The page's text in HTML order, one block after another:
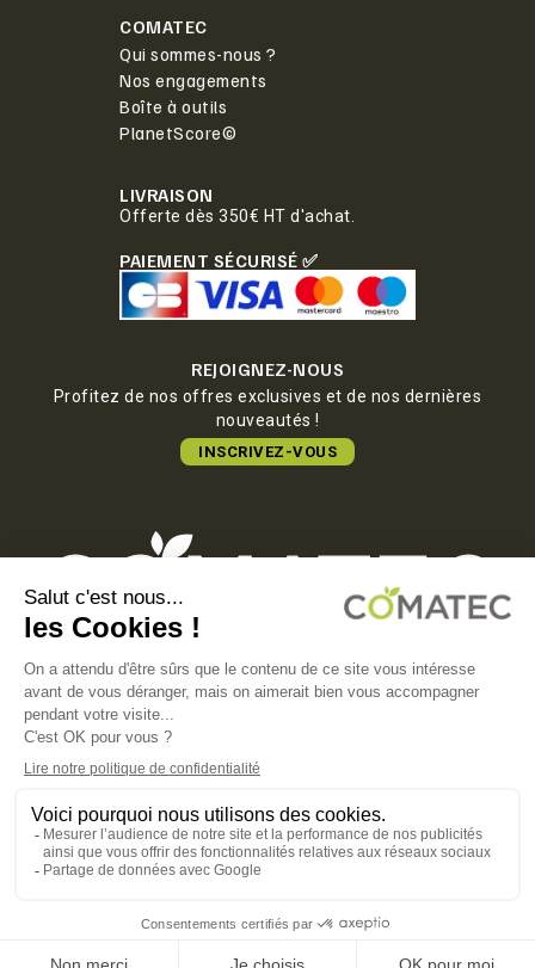
COMATEC
Qui sommes-nous ?
Nos engagements
Boîte à outils
PlanetScore©
LIVRAISON
Offerte dès 350€ HT d'achat.
PAIEMENT SÉCURISÉ ✅
REJOIGNEZ-NOUS
Profitez de nos offres exclusives et de nos dernières
nouveautés !
INSCRIVEZ-VOUS
COMATEC PACKAGING
Boulevard François-Xavier Fafeur
11000 Carcassonne, FRANCE
POLITIQUE DE CONFIDENTIALITÉ
POLITIQUE EN MATIÈRE DE COOKIES
CGV